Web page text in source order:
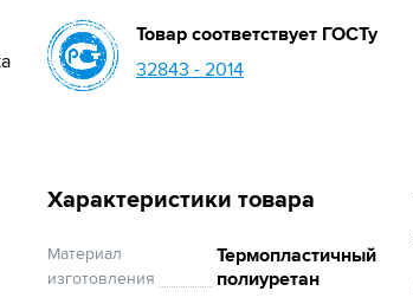
Товар соответствует ГОСТу
32843 - 2014
Характеристики товара
Материал
изготовления
Термопластичный
полиуретан